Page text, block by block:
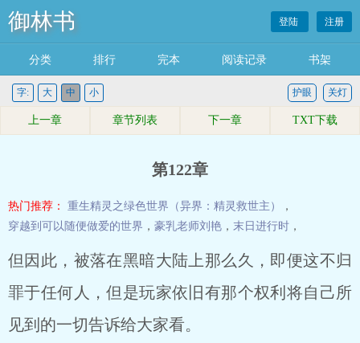
御林书 登陆 注册
分类 排行 完本 阅读记录 书架
字: 大 中 小 关灯
护眼
上一章 章节列表 下一章 TXT下载
第122章
热门推荐： 重生精灵之绿色世界（异界：精灵救世主）
，
穿越到可以随便做爱的世界 ， 豪乳老师刘艳 ， 末日进行时 ，
但因此，被落在黑暗大陆上那么久，即便这不归
罪于任何人，但是玩家依旧有那个权利将自己所
见到的一切告诉给大家看。